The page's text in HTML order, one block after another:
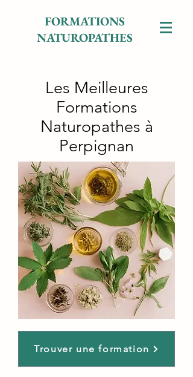
FORMATIONS
NATUROPATHES
Les Meilleures
Formations
Naturopathes à
Perpignan
Trouver une formation